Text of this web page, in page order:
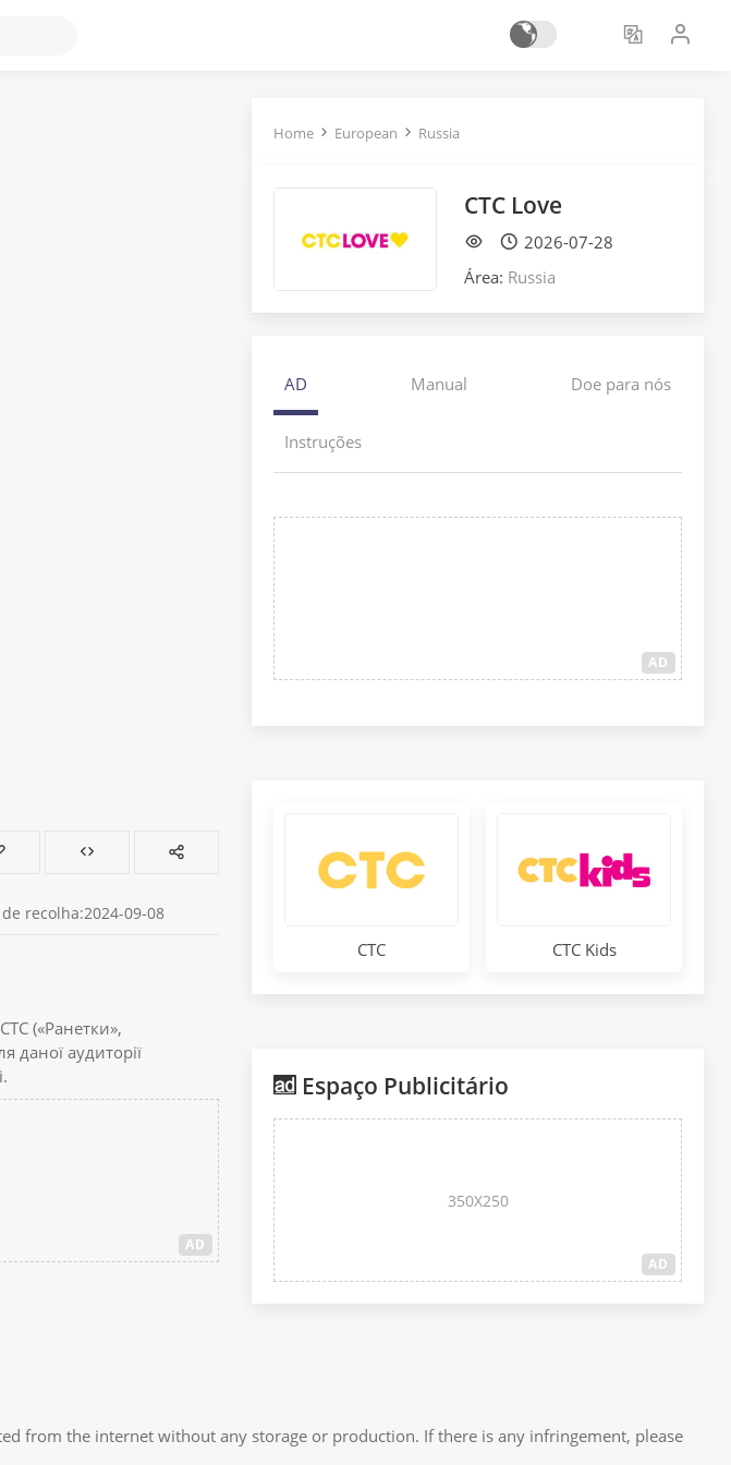
recolha:2024-09-08
(«Ранетки»,
даної аудиторії
AD
Home European Russia
СТС Love
2026-07-28
Área: Russia
AD Manual Doe para nós
Instruções
AD
СТС СТС Kids
Espaço Publicitário
AD
350X250
from the internet without any storage or production. If there is any infringement, please